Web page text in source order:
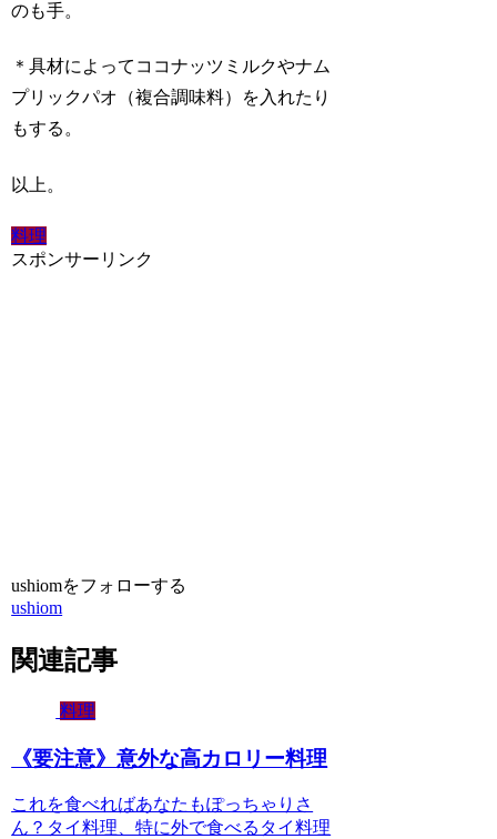
のも手。
＊具材によってココナッツミルクやナム
プリックパオ（複合調味料）を入れたり
もする。
以上。
料理
スポンサーリンク
ushiomをフォローする
ushiom
関連記事
料理
《要注意》意外な高カロリー料理
これを食べればあなたもぽっちゃりさ
ん？タイ料理、特に外で食べるタイ料理